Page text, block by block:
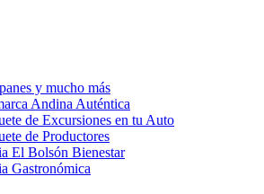
y mucho más
Andina Auténtica
de Excursiones en tu Auto
de Productores
El Bolsón Bienestar
Gastronómica